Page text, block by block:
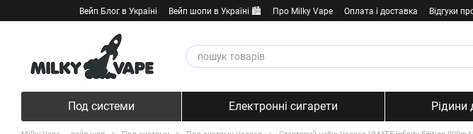
Перейти к основному контенту
Вейп Блог в Україні Вейп шопи в Україні 🏙️ Про Milky Vape Оплата і доставка Відгуки
Под системи Електронні сигарети Рідини